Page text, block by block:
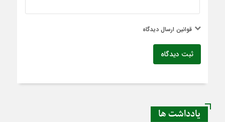
قوانین ارسال دیدگاه
ثبت دیدگاه
یادداشت ها